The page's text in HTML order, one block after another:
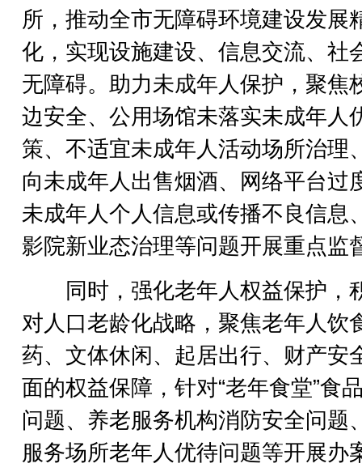
所，推动全市无障碍环境建设发展
化，实现设施建设、信息交流、社
无障碍。助力未成年人保护，聚焦
边安全、公用场馆未落实未成年人
策、不适宜未成年人活动场所治理
向未成年人出售烟酒、网络平台过
未成年人个人信息或传播不良信息
影院新业态治理等问题开展重点监
同时，强化老年人权益保护，
对人口老龄化战略，聚焦老年人饮
药、文体休闲、起居出行、财产安
面的权益保障，针对“老年食堂”食
问题、养老服务机构消防安全问题
服务场所老年人优待问题等开展办